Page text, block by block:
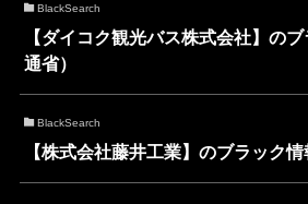
BlackSearch
【ダイコク観光バス株式会社】の
通省）
BlackSearch
【株式会社藤井工業】のブラック情